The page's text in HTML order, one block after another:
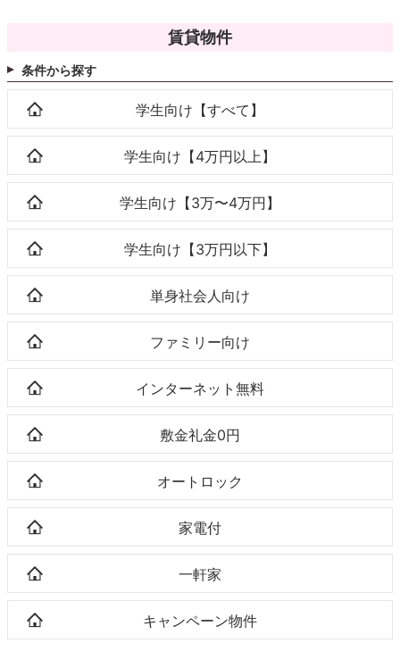
賃貸物件
条件から探す
学生向け【すべて】
学生向け【4万円以上】
学生向け【3万〜4万円】
学生向け【3万円以下】
単身社会人向け
ファミリー向け
インターネット無料
敷金礼金0円
オートロック
家電付
一軒家
キャンペーン物件